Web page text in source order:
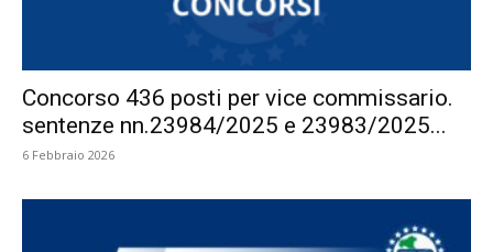
Concorso 436 posti per vice commissario.
sentenze nn.23984/2025 e 23983/2025...
6 Febbraio 2026